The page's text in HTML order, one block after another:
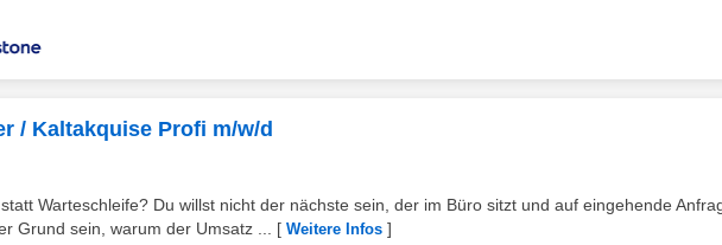
/ Kaltakquise Profi m/w/d
Warteschleife? Du willst nicht der nächste sein, der im Büro sitzt und auf eingehende
Grund sein, warum der Umsatz ...
[ Weitere Infos ]